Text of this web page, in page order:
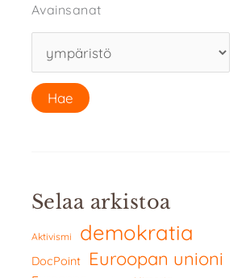
Avainsanat
Selaa arkistoa
Aktivismi demokratia
DocPoint Euroopan unioni